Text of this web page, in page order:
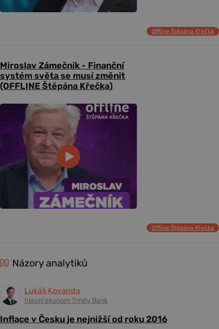
Offline Štěpána Křečka
Miroslav Zámečník - Finanční
systém světa se musí změnit
(OFFLINE Štěpána Křečka)
Offline Štěpána Křečka
Názory analytiků
Lukáš Kovanda
hlavní ekonom Trinity Bank
Inflace v Česku je nejnižší od roku 2016